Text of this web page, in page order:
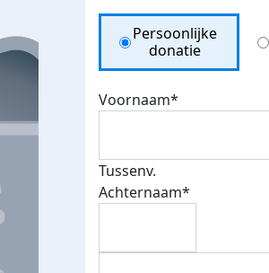
Donation Type
Persoonlijke
donatie
Voornaam*
Tussenv.
Achternaam*